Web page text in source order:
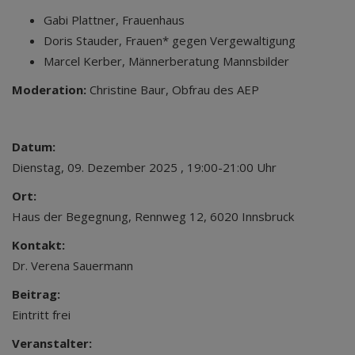
Gabi Plattner, Frauenhaus
Doris Stauder, Frauen* gegen Vergewaltigung
Marcel Kerber, Männerberatung Mannsbilder
Moderation: Christine Baur, Obfrau des AEP
Datum:
Dienstag, 09. Dezember 2025 , 19:00-21:00 Uhr
Ort:
Haus der Begegnung, Rennweg 12, 6020 Innsbruck
Kontakt:
Dr. Verena Sauermann
Beitrag:
Eintritt frei
Veranstalter: